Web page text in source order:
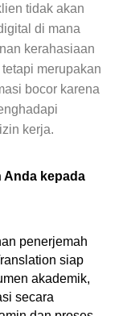
tidak akan
di mana
kerahasiaan
merupakan
bocor karena
kerja.
Anda kepada
penerjemah
siap
akademik,
secara